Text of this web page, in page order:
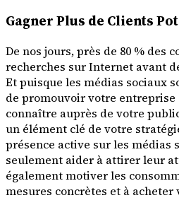
Gagner Plus de Clients
De nos jours, près de 80 % des
recherches sur Internet avant
Et puisque les médias sociaux
de promouvoir votre entreprise
connaître auprès de votre
un élément clé de votre
présence active sur les médias
seulement aider à attirer leur
également motiver les
mesures concrètes et à